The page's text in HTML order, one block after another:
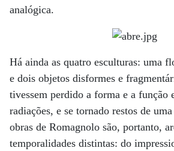
analógica.
Há ainda as quatro esculturas: uma
e dois objetos disformes e
tivessem perdido a forma e a função
radiações, e se tornado restos de
obras de Romagnolo são, portanto,
temporalidades distintas: do